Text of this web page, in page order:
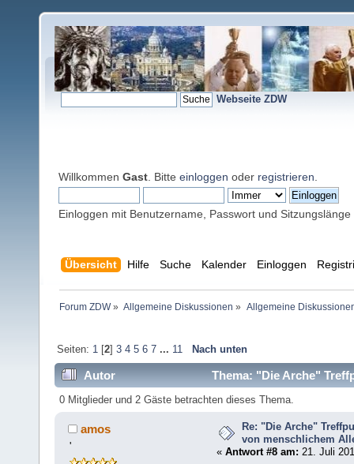
Webseite ZDW
Willkommen Gast . Bitte einloggen oder registrieren
Einloggen mit Benutzername, Passwort und Sitzungslänge
Übersicht Hilfe Suche Kalender Einloggen
Forum ZDW» Allgemeine Diskussionen » Allgemeine
Seiten: 1[2] 3 4 5 6 7 ... 11 Nach unten
Autor
Thema: "Die Arche"
95641 mal)
0 Mitglieder und 2 Gäste betrachten dieses Thema.
amos
'
Re: "Die Arche"
von menschlichem
« Antwort #8 am: 21. Juli